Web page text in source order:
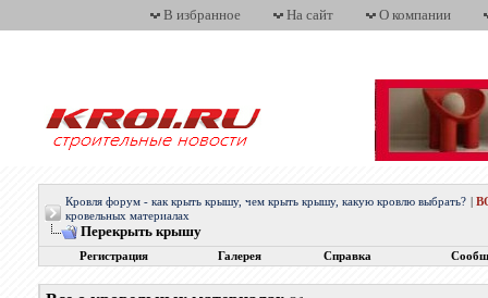
В избранное На сайт О компании
Кровля форум - как крыть крышу, чем крыть крышу, какую кровлю выбрать?
кровельных материалах
Перекрыть крышу
Регистрация Галерея Справка